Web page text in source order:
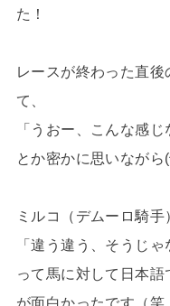
た！
レースが終わった直後
て、
「うおー、こんな感じ
とか密かに思いながら
ミルコ（デムーロ騎手
「違う違う、そうじ
って馬に対して日本